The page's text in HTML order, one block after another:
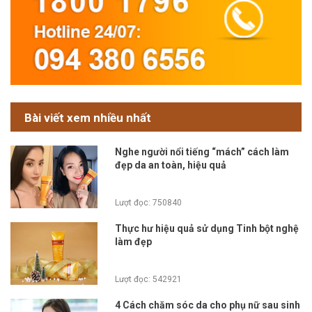
Bài viết xem nhiều nhất
Nghe người nổi tiếng “mách” cách làm
đẹp da an toàn, hiệu quả
Lượt đọc: 750840
Thực hư hiệu quả sử dụng Tinh bột nghệ
làm đẹp
Lượt đọc: 542921
4 Cách chăm sóc da cho phụ nữ sau sinh